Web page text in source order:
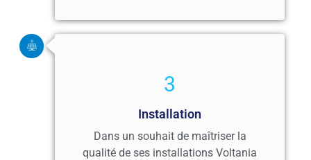
3
Installation
Dans un souhait de maîtriser la
qualité de ses installations Voltania